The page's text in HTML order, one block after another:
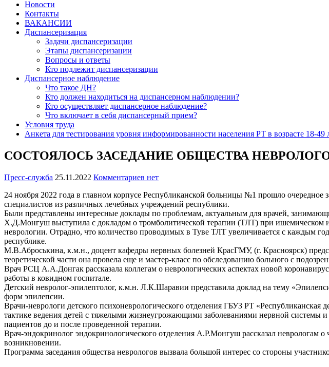
Новости
Контакты
ВАКАНСИИ
Диспансеризация
Задачи диспансеризации
Этапы диспансеризации
Вопросы и ответы
Кто подлежит диспансеризации
Диспансерное наблюдение
Что такое ДН?
Кто должен находиться на диспансерном наблюдении?
Кто осуществляет диспансерное наблюдение?
Что включает в себя диспансерный прием?
Условия труда
Анкета для тестирования уровня информированности населения РТ в возрасте 18-
СОСТОЯЛОСЬ ЗАСЕДАНИЕ ОБЩЕСТВА
Пресс-служба 25.11.2022 Комментариев нет
24 ноября 2022 года в главном корпусе Республиканской больницы №1 прошло
специалистов из различных лечебных учреждений республики.
Были представлены интересные доклады по проблемам, актуальным для врачей,
Х.Д.Монгуш выступила с докладом о тромболитической терапии (ТЛТ) при ишемическом
неврологии. Отрадно, что количество проводимых в Туве ТЛТ увеличивается с каждым
республике.
М.В.Аброськина, к.м.н., доцент кафедры нервных болезней КрасГМУ, (г. Красноярск)
теоретической части она провела еще и мастер-класс по обследованию больного с
Врач РСЦ А.А.Донгак рассказала коллегам о неврологических аспектах новой
работы в ковидном госпитале.
Детский невролог-эпилептолог, к.м.н. Л.К.Шаравии представила доклад на тему
форм эпилепсии.
Врачи-неврологи детского психоневрологического отделения ГБУЗ РТ
тактике ведения детей с тяжелыми жизнеугрожающими заболеваниями нервной
пациентов до и после проведенной терапии.
Врач-эндокринолог эндокринологического отделения А.Р.Монгуш рассказал неврологам
возникновении.
Программа заседания общества неврологов вызвала большой интерес со стороны